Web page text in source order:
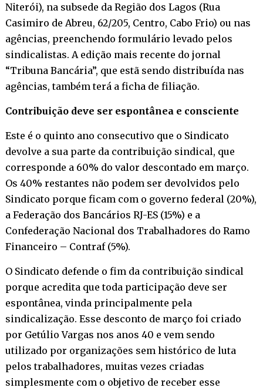
Niterói), na subsede da Região dos Lagos (Rua
Casimiro de Abreu, 62/205, Centro, Cabo Frio) ou nas
agências, preenchendo formulário levado pelos
sindicalistas. A edição mais recente do jornal
“Tribuna Bancária”, que estã sendo distribuída nas
agências, também terá a ficha de filiação.
Contribuição deve ser espontânea e consciente
Este é o quinto ano consecutivo que o Sindicato
devolve a sua parte da contribuição sindical, que
corresponde a 60% do valor descontado em março.
Os 40% restantes não podem ser devolvidos pelo
Sindicato porque ficam com o governo federal (20%),
a Federação dos Bancários RJ-ES (15%) e a
Confederação Nacional dos Trabalhadores do Ramo
Financeiro – Contraf (5%).
O Sindicato defende o fim da contribuição sindical
porque acredita que toda participação deve ser
espontânea, vinda principalmente pela
sindicalização. Esse desconto de março foi criado
por Getúlio Vargas nos anos 40 e vem sendo
utilizado por organizações sem histórico de luta
pelos trabalhadores, muitas vezes criadas
simplesmente com o objetivo de receber esse